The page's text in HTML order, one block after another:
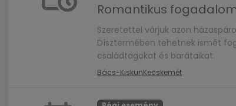
Romantikus
Szeretettel várjuk azon
Dísztermében tehetnek ismét
családtagokat és barátaikat.
Bács-KiskunKecskemét